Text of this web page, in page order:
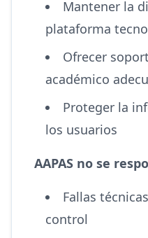
Mantener la
plataforma
Ofrecer
académico
Proteger la
los usuarios
AAPAS no se
Fallas
control